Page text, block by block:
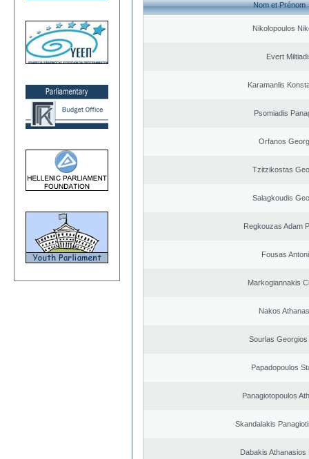
Nom et Prénom
Nikolopoulos
Evert
Karamanlis
Psomiadis
Orfanos
Tzitzikostas
Salagkoudis
Regkouzas Adam
Fousas
Markogiannakis
Nakos
Sourlas Georgios
Papadopoulos
Panagiotopoulos
Skandalakis
Dabakis Athanasios